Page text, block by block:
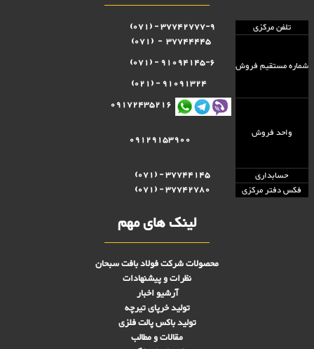
تلفن مرکزی 37742777-9 - (071)
شماره مستقيم فروش
91094145-6 - (071)
واحد فروش
09172435216
حسابداری
37744145 - (071)
فکس دفتر مرکزی
37742780 - (071)
لینک های مهم
محصولات شرکت فولاد بافت سبحان
نظرات و پیشنهادات
آرشیو اخبار
تولید خرپای تیرچه
تولید باکس پالت فلزی
مقالات و مطالب